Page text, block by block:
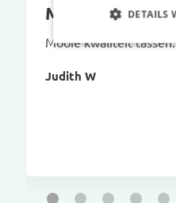
Mooie
Mooie kwaliteit
Judith W
DETAILS